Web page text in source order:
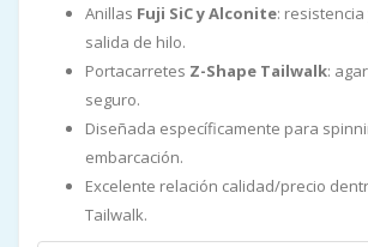
Anillas Fuji SiC y Alconite:
salida de hilo.
Portacarretes Z-Shape Tailwalk:
seguro.
Diseñada específicamente para
embarcación.
Excelente relación calidad/precio
Tailwalk.